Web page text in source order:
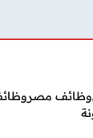
وظائف مصر